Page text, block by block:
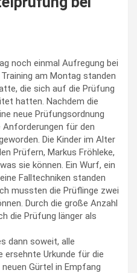
noch einmal Aufregung bei
am Montag standen
die sich auf die Prüfung
hatten. Nachdem die
neue Prüfungsordnung
für den
Die Kinder im Alter
Prüfern, Markus Fröhleke,
sie können. Ein Wurf, ein
Falltechniken standen
mussten die Prüflinge zwei
Durch die große Anzahl
die Prüfung länger als
dann soweit, alle
ersehnte Urkunde für die
Gürtel in Empfang